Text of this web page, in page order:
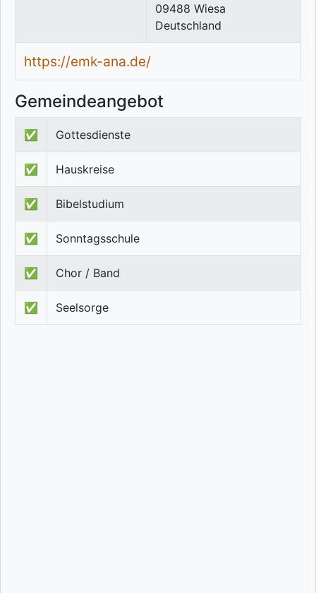
09488 Wiesa
Deutschland
https://emk-ana.de/
Gemeindeangebot
✅ Gottesdienste
✅ Hauskreise
✅ Bibelstudium
✅ Sonntagsschule
✅ Chor / Band
✅ Seelsorge